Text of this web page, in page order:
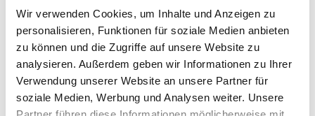
Wir verwenden Cookies, um Inhalte und Anzeigen zu
personalisieren, Funktionen für soziale Medien anbieten
zu können und die Zugriffe auf unsere Website zu
analysieren. Außerdem geben wir Informationen zu Ihrer
Verwendung unserer Website an unsere Partner für
soziale Medien, Werbung und Analysen weiter. Unsere
Information und Anmeldung zur Befähigungsprüfung
Prüfungsservice der WKO Oberösterreich
Frau Daniela Capan
T 05 90909 4044
Edaniela.capan@wkooe.at
Information zum Gewerbe
Bestätigung für die Anmeldung zur